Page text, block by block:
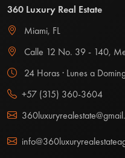
360 Luxury Real Estate
Miami, FL
Calle 12 No. 39 - 140,
24 Horas · Lunes a
+57 (315) 360-3604